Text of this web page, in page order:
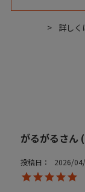
詳しく
がるがる
投稿日 2026/